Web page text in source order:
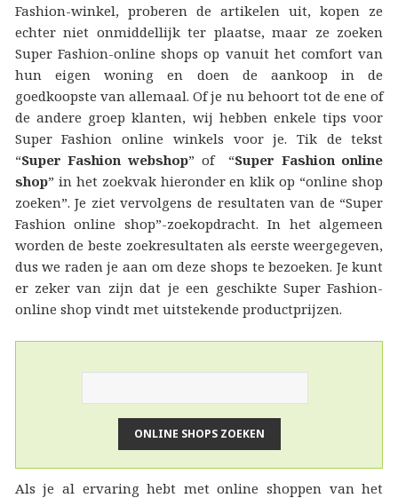
Fashion-winkel, proberen de artikelen uit, kopen ze
echter niet onmiddellijk ter plaatse, maar ze zoeken
Super Fashion-online shops op vanuit het comfort van
hun eigen woning en doen de aankoop in de
goedkoopste van allemaal. Of je nu behoort tot de ene of
de andere groep klanten, wij hebben enkele tips voor
Super Fashion online winkels voor je. Tik de tekst
“Super Fashion webshop” of “Super Fashion online
shop” in het zoekvak hieronder en klik op “online shop
zoeken”. Je ziet vervolgens de resultaten van de “Super
Fashion online shop”-zoekopdracht. In het algemeen
worden de beste zoekresultaten als eerste weergegeven,
dus we raden je aan om deze shops te bezoeken. Je kunt
er zeker van zijn dat je een geschikte Super Fashion-
online shop vindt met uitstekende productprijzen.
Als je al ervaring hebt met online shoppen van het